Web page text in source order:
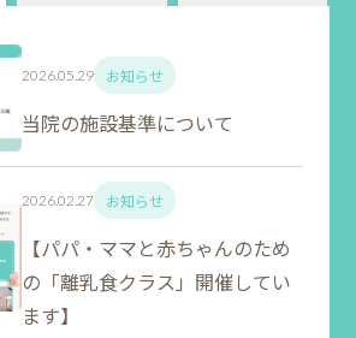
2026.05.29 お知らせ
当院の施設基準について
2026.02.27 お知らせ
【パパ・ママと赤ちゃんのため
の「離乳食クラス」開催してい
ます】